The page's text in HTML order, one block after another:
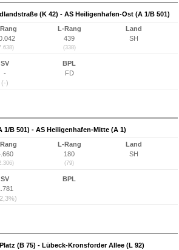
(K 42) - AS Heiligenhafen-Ost (A 1/B 501)
L-Rang
439
(338)
Land
SH
SV
-
(-)
BPL
FD
1/B 501) - AS Heiligenhafen-Mitte (A 1)
L-Rang
180
(79)
Land
SH
SV
BPL
(B 75) - Lübeck-Kronsforder Allee (L 92)